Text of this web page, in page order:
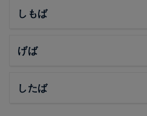
しもば
げば
したば